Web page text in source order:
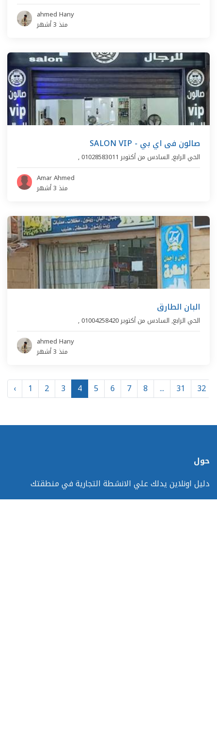
ahmed Hany
منذ 3 أشهر
SALON VIP - صالون فى اي بي
, الحي الرابع, السادس من أكتوبر
Amar Ahmed
منذ 3 أشهر
البان الطارق
, الحي الرابع, السادس من أكتوبر
ahmed Hany
منذ 3 أشهر
‹ 1 2 3 4 5 6 7 8 ... 31 32
حول
دليل اونلاين يدلك علي الانشطة التجارية في منطقتك
التنقلات